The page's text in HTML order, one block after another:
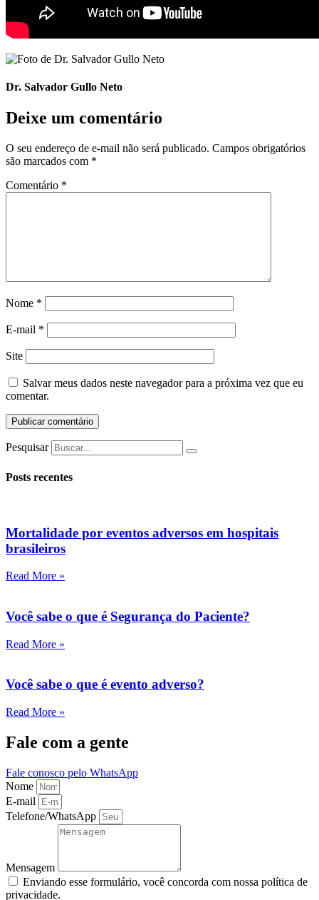
Dr. Salvador Gullo Neto
Deixe um comentário
O seu endereço de e-mail não será publicado. Campos obrigatórios
são marcados com *
Comentário *
Nome *
E-mail *
Site
Salvar meus dados neste navegador para a próxima vez que eu
comentar.
Pesquisar
Posts recentes
Mortalidade por eventos adversos em hospitais
brasileiros
Read More »
Você sabe o que é Segurança do Paciente?
Read More »
Você sabe o que é evento adverso?
Read More »
Fale com a gente
Fale conosco pelo WhatsApp
Nome
E-mail
Telefone/WhatsApp
Mensagem
Enviando esse formulário, você concorda com nossa política de
privacidade.